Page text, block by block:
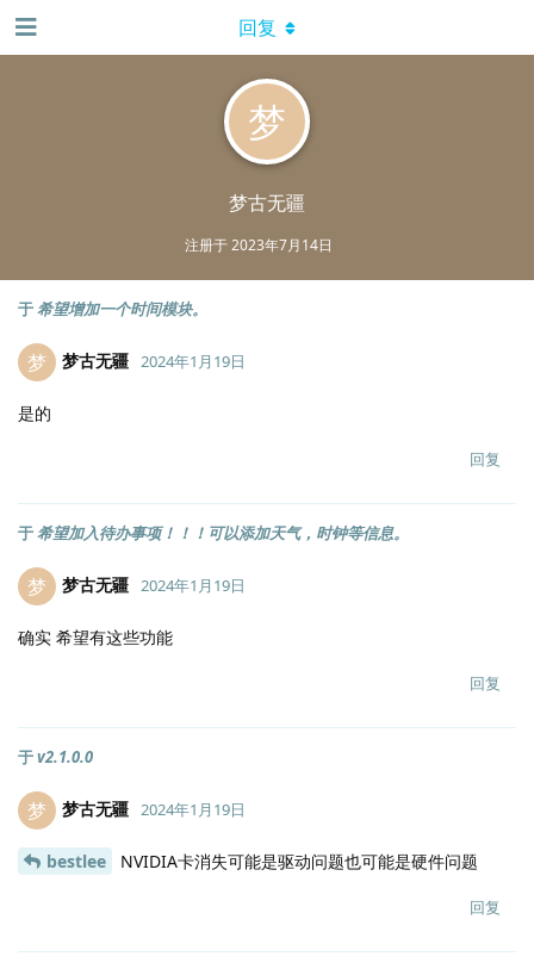
梦
梦古无疆
注册于2023年7月14日
回复
于希望增加一个时间模块。
梦 梦古无疆 2024年1月19日
是的
回复
于希望加入待办事项！！！可以添加天气，时钟等信息。
梦 梦古无疆 2024年1月19日
确实 希望有这些功能
回复
于v2.1.0.0
梦 梦古无疆 2024年1月19日
bestlee NVIDIA卡消失可能是驱动问题也可能是硬件问题
回复